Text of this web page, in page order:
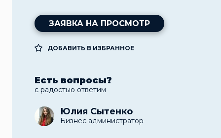
ЗАЯВКА НА ПРОСМОТР
ДОБАВИТЬ В ИЗБРАННОЕ
Есть вопросы?
с радостью ответим
Юлия Сытенко
Бизнес администратор